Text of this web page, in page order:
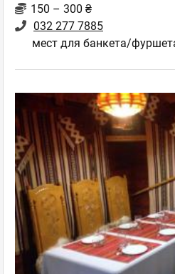
150 – 300 ₴
032 277 7885
мест для банкета/